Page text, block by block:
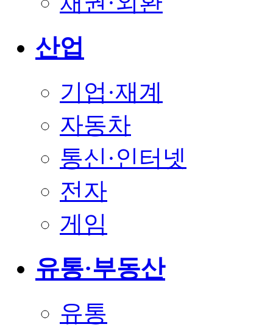
산업
기업·재계
자동차
통신·인터넷
전자
게임
유통·부동산
유통